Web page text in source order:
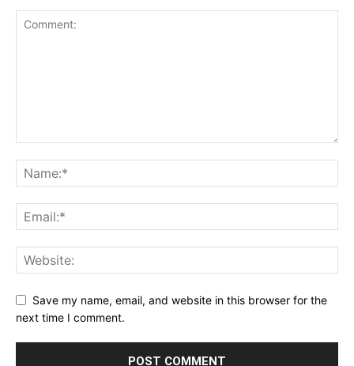
Save my name, email, and website in this browser for the
next time I comment.